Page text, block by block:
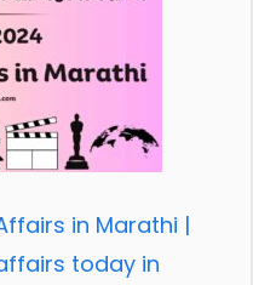
in Marathi |
today in